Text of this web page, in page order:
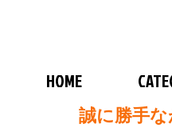
HOME
誠に勝手